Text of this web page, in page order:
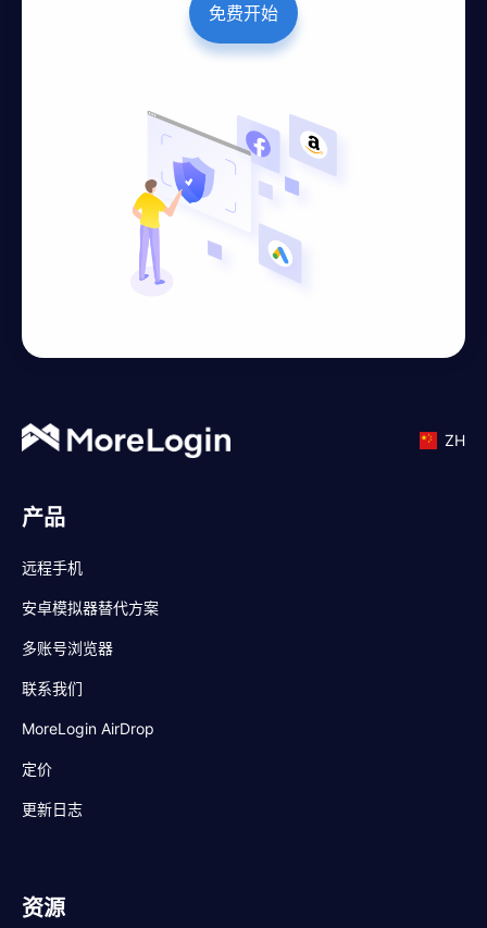
免费开始
ZH
产品
远程手机
安卓模拟器替代方案
多账号浏览器
联系我们
MoreLogin AirDrop
定价
更新日志
资源